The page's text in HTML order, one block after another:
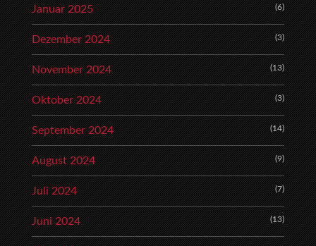
Januar 2025 (6)
Dezember 2024 (3)
November 2024 (13)
Oktober 2024 (3)
September 2024 (14)
August 2024 (9)
Juli 2024 (7)
Juni 2024 (13)